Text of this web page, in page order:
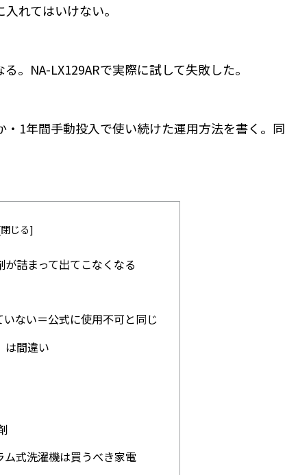
れてはいけない。
。NA-LX129ARで実際に試して失敗した。
1年間手動投入で使い続けた運用方法を書く。同
詰まって出てこなくなる
ない＝公式に使用不可と同じ
は間違い
式洗濯機は買うべき家電